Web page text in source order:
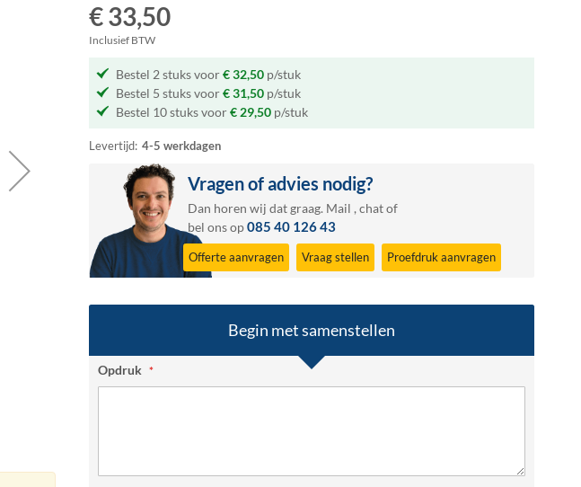
€ 33,50
Inclusief BTW
Bestel 2 stuks voor€ 32,50 p/stuk
Bestel 5 stuks voor€ 31,50 p/stuk
Bestel 10 stuks voor€ 29,50 p/stuk
Levertijd: 4-5 werkdagen
Vragen of advies nodig?
Dan horen wij dat graag. Mail , chatof
bel ons op085 40 126 43
Offerte aanvragen Vraag stellen Proefdruk aanvragen
Begin met samenstellen
Opdruk